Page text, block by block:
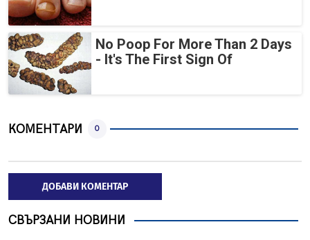
No Poop For More Than 2 Days
- It's The First Sign Of
КОМЕНТАРИ 0
ДОБАВИ КОМЕНТАР
СВЪРЗАНИ НОВИНИ